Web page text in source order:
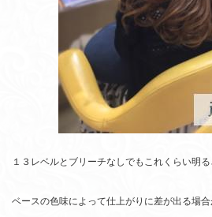
１３レベルとブリーチなしでもこれくらい明る
ベースの色味によって仕上がりに差が出る場合